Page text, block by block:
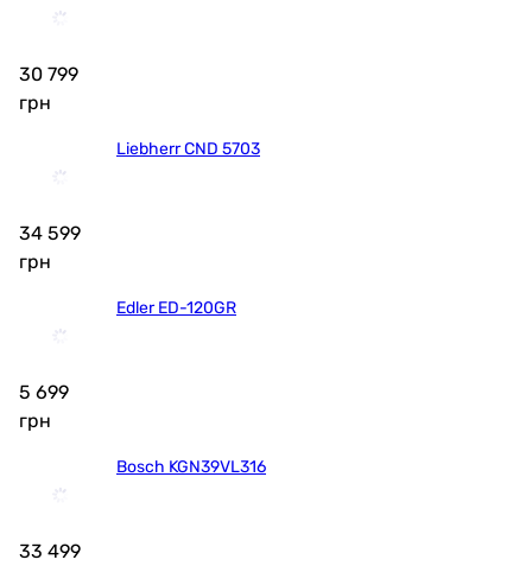
30 799
грн
Liebherr CND 5703
34 599
грн
Edler ED-120GR
5 699
грн
Bosch KGN39VL316
33 499